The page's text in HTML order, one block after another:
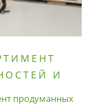
И
продуманных